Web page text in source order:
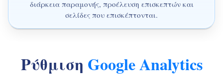
διάρκεια παραμονής, προέλευση επισκεπτών και
σελίδες που επισκέπτονται.
Ρύθμιση Google Analytics